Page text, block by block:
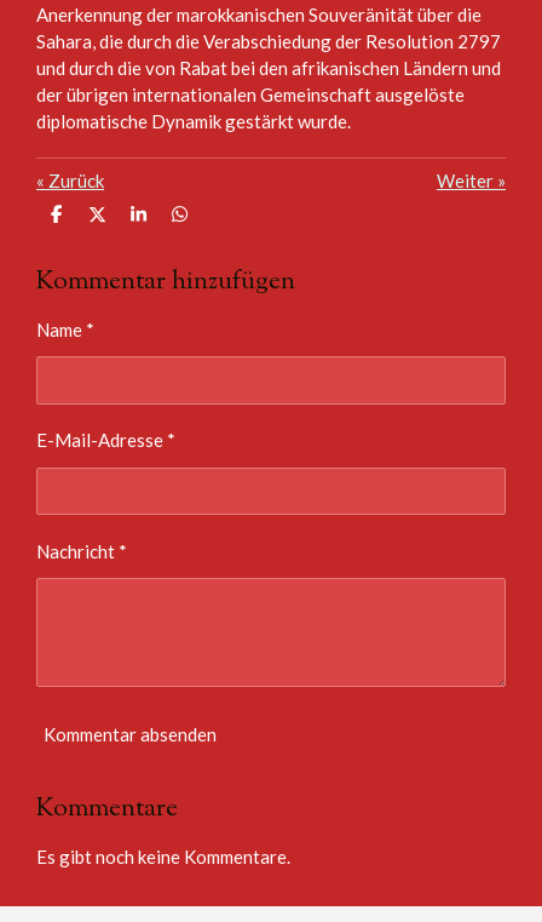
Anerkennung der marokkanischen Souveränität über die
Sahara, die durch die Verabschiedung der Resolution 2797
und durch die von Rabat bei den afrikanischen Ländern und
der übrigen internationalen Gemeinschaft ausgelöste
diplomatische Dynamik gestärkt wurde.
« Zurück Weiter »
T
l
e
T
l
e
T
l
e
T
l
e
Kommentar hinzufügen
Name *
E-Mail-Adresse *
Nachricht *
Kommentar absenden
Kommentare
Es gibt noch keine Kommentare.